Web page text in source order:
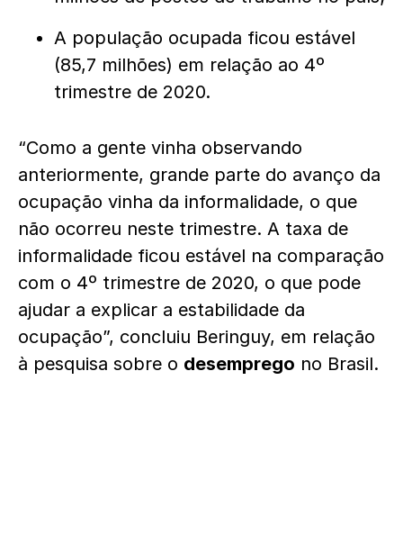
A população ocupada ficou estável
(85,7 milhões) em relação ao 4º
trimestre de 2020.
“Como a gente vinha observando
anteriormente, grande parte do avanço da
ocupação vinha da informalidade, o que
não ocorreu neste trimestre. A taxa de
informalidade ficou estável na comparação
com o 4º trimestre de 2020, o que pode
ajudar a explicar a estabilidade da
ocupação”, concluiu Beringuy, em relação
à pesquisa sobre o desemprego no Brasil.